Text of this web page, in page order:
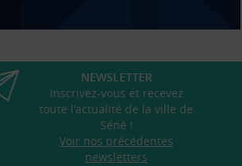
NEWSLETTER
Inscrivez-vous et recevez
toute l'actualité de la ville de
Séné !
Voir nos précédentes
newsletters